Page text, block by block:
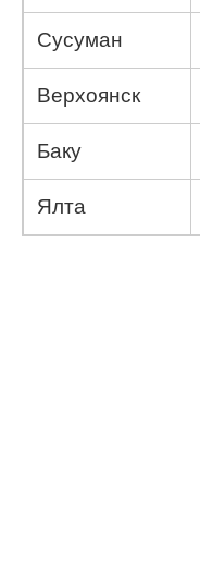
Сусуман
Верхоянск
Баку
Ялта